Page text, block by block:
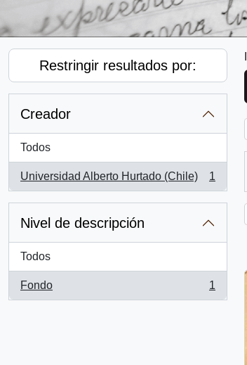
Restringir resultados por:
Creador
Todos
Universidad Alberto Hurtado (Chile)
, 1 resultados
1
Nivel de descripción
Todos
Fondo
, 1 resultados
1